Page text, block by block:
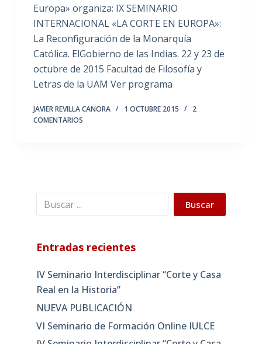
Europa» organiza: IX SEMINARIO
INTERNACIONAL «LA CORTE EN EUROPA»:
La Reconfiguración de la Monarquía
Católica. ElGobierno de las Indias. 22 y 23 de
octubre de 2015 Facultad de Filosofía y
Letras de la UAM Ver programa
JAVIER REVILLA CANORA 1 OCTUBRE 2015
2
COMENTARIOS
Buscar Buscar
Entradas recientes
IV Seminario Interdisciplinar “Corte y Casa
Real en la Historia”
NUEVA PUBLICACIÓN
VI Seminario de Formación Online IULCE